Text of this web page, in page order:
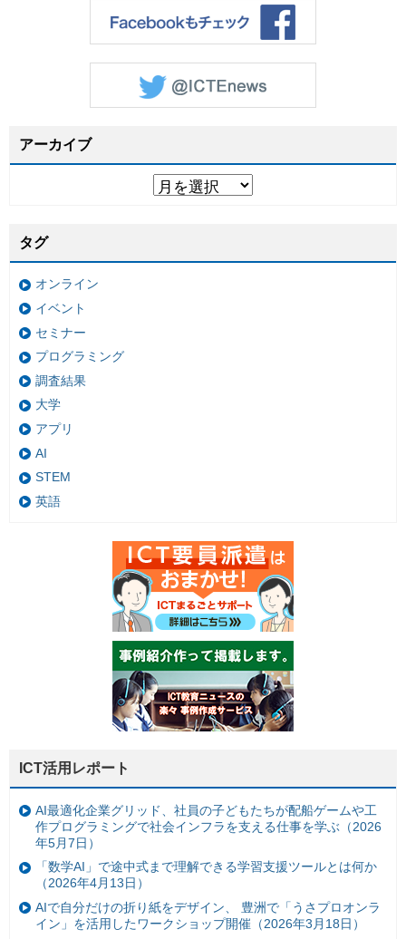
アーカイブ
タグ
オンライン
イベント
セミナー
プログラミング
調査結果
大学
アプリ
AI
STEM
英語
ICT活用レポート
AI最適化企業グリッド、社員の子どもたちが配船ゲームや工
作プログラミングで社会インフラを支える仕事を学ぶ（2026
年5月7日）
「数学AI」で途中式まで理解できる学習支援ツールとは何か
（2026年4月13日）
AIで自分だけの折り紙をデザイン、 豊洲で「うさプロオンラ
イン」を活用したワークショップ開催（2026年3月18日）